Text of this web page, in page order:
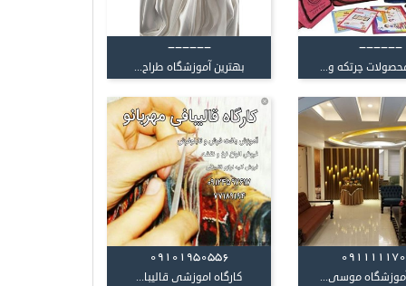
------
چرتکه و...
------
بهترین آموزشگاه طراح...
موسی...
09101950556
کارگاه اموزشی قالیبا...